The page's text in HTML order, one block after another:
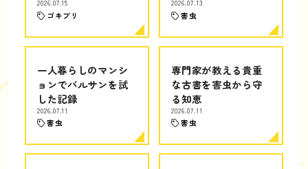
2026.07.15
ゴキブリ
2026.07.13
害虫
一人暮らしのマンシ
ョンでバルサンを試
した記録
2026.07.11
害虫
専門家が教える貴重
な古書を害虫から守
る知恵
2026.07.11
害虫